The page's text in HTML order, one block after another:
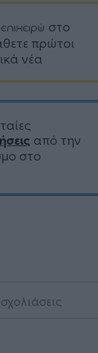
στο
πρώτοι
νέα
από την
στο